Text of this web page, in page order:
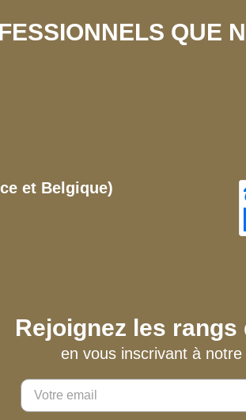
QUE
et Belgique)
Rejoignez les rangs
en vous inscrivant à